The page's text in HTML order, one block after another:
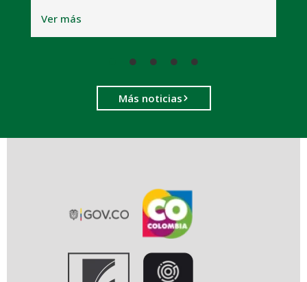
Ver más
Más noticias